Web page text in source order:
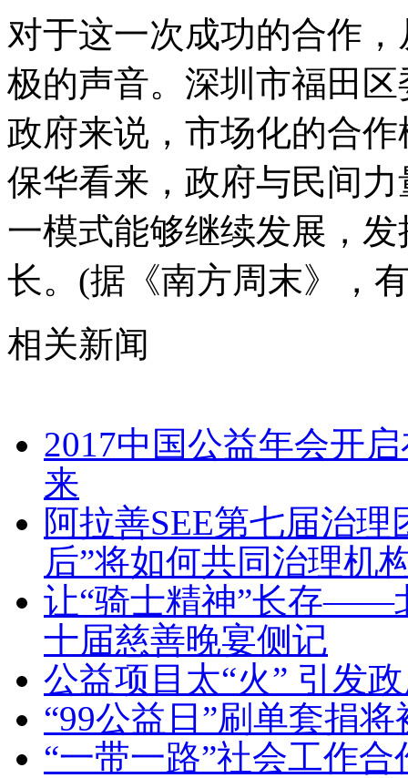
对于这一次成功的合作
极的声音。深圳市福田
政府来说，市场化的合
保华看来，政府与民间
一模式能够继续发展，
长。(据《南方周末》，
相关新闻
2017中国公益年会开
来
阿拉善SEE第七届治理
后”将如何共同治理机
让“骑士精神”长存——
十届慈善晚宴侧记
公益项目太“火” 引发
“99公益日”刷单套捐
“一带一路”社会工作